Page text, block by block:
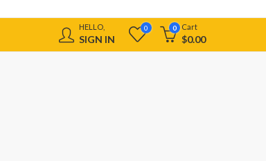
HELLO,
SIGN IN
0 0 Cart
$0.00